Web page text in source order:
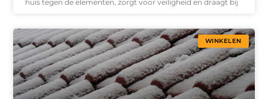
huis tegen de elementen, zorgt voor veiligheid en draagt bij
WINKELEN